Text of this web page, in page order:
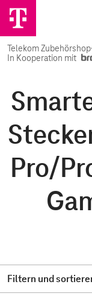
Telekom Zubehörshop·
In Kooperation mit
Pro/
Filtern und